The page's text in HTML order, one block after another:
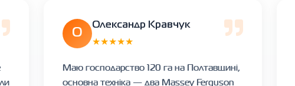
О
Олександр Кравчук
★★★★★
Маю господарство 120 га на Полтавщині,
основна техніка — два Massey Ferguson